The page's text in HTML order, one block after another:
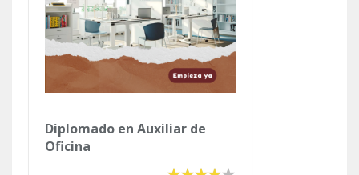
Diplomado en Auxiliar de
Oficina